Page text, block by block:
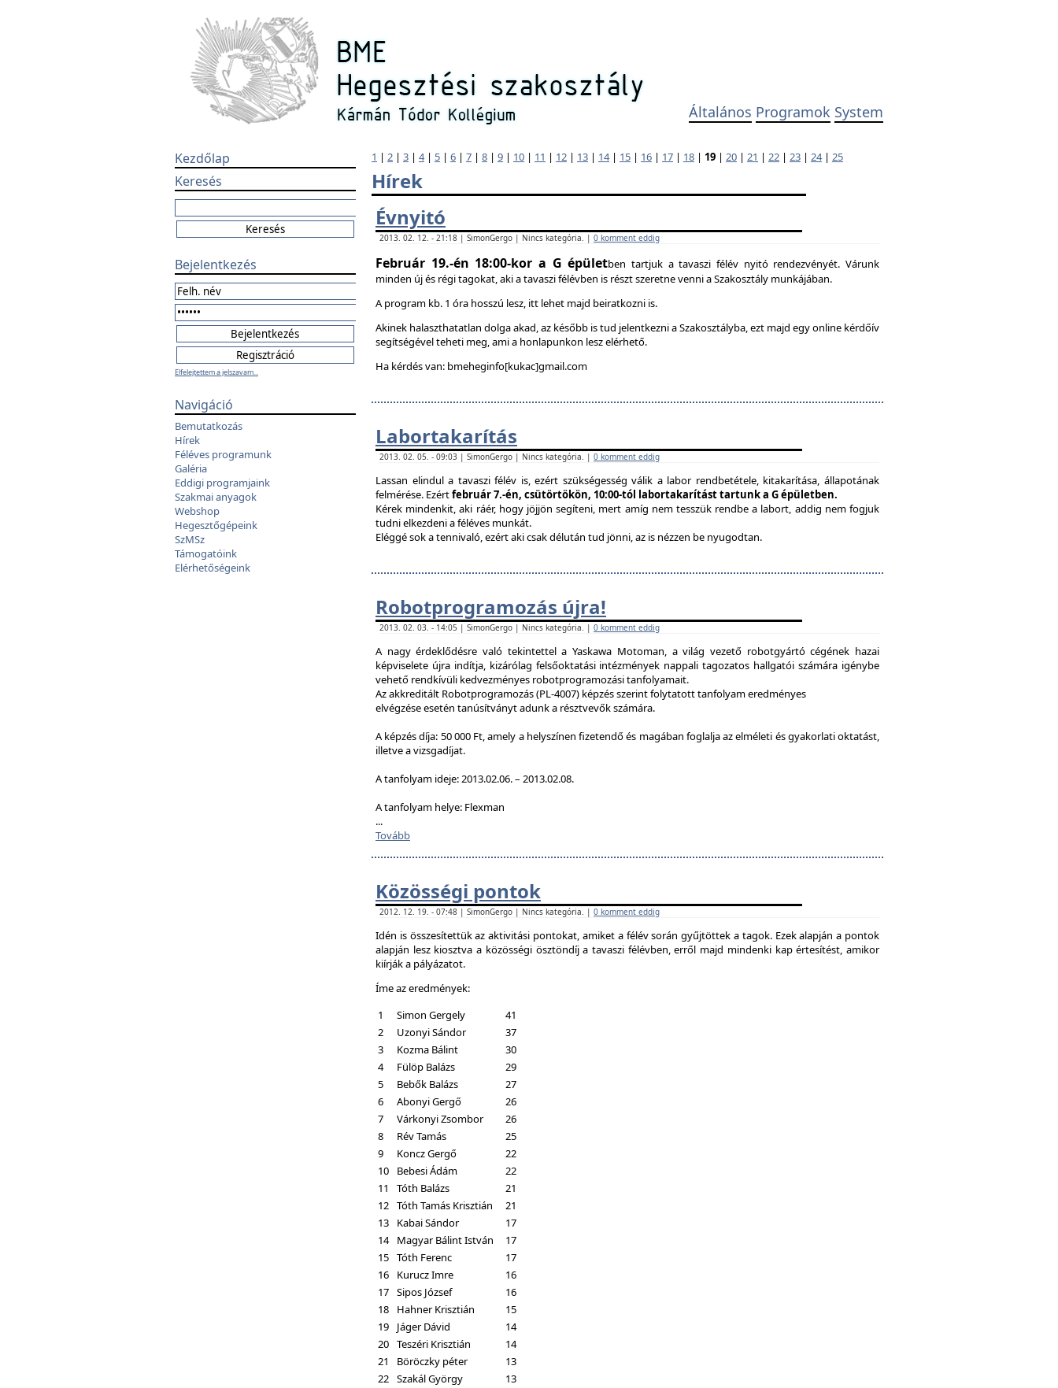
Általános Programok System
Kezdőlap
Keresés
Bejelentkezés
Elfelejtettem a jelszavam...
Navigáció
Bemutatkozás
Hírek
Féléves programunk
Galéria
Eddigi programjaink
Szakmai anyagok
Webshop
Hegesztőgépeink
SzMSz
Támogatóink
Elérhetőségeink
1 | 2 | 3 | 4| 5 | 6 | 7 | 8 | 9 | 10 | 11 | 12 | 13 | 14| 15 | 16 | 17 | 18 | 19 | 20 | 21 | 22 | 23 | 24| 25
Hírek
Évnyitó
2013. 02. 12. - 21:18 | SimonGergo | Nincs kategória. | 0 komment eddig
Február 19.-én 18:00-kor a G épületben tartjuk a tavaszi félév nyitó rendezvényét. Várunk
minden új és régi tagokat, aki a tavaszi félévben is részt szeretne venni a Szakosztály munkájában.
A program kb. 1 óra hosszú lesz, itt lehet majd beiratkozni is.
Akinek halaszthatatlan dolga akad, az később is tud jelentkezni a Szakosztályba, ezt majd egy online kérdőív
segítségével teheti meg, ami a honlapunkon lesz elérhető.
Ha kérdés van: bmeheginfo[kukac]gmail.com
Labortakarítás
2013. 02. 05. - 09:03 | SimonGergo | Nincs kategória. | 0 komment eddig
Lassan elindul a tavaszi félév is, ezért szükségesség válik a labor rendbetétele, kitakarítása, állapotának
felmérése. Ezértfebruár 7.-én, csütörtökön, 10:00-tól labortakarítást tartunk a G épületben.
Kérek mindenkit, aki ráér, hogy jöjjön segíteni, mert amíg nem tesszük rendbe a labort, addig nem fogjuk
tudni elkezdeni a féléves munkát.
Eléggé sok a tennivaló, ezért aki csak délután tud jönni, az is nézzen be nyugodtan.
Robotprogramozás újra!
2013. 02. 03. - 14:05 | SimonGergo | Nincs kategória. | 0 komment eddig
A nagy érdeklődésre való tekintettel a Yaskawa Motoman, a világ vezető robotgyártó cégének hazai
képviselete újra indítja, kizárólag felsőoktatási intézmények nappali tagozatos hallgatói számára igénybe
vehető rendkívüli kedvezményes robotprogramozási tanfolyamait.
Az akkreditált Robotprogramozás (PL-4007) képzés szerint folytatott tanfolyam eredményes
elvégzése esetén tanúsítványt adunk a résztvevők számára.
A képzés díja: 50 000 Ft, amely a helyszínen fizetendő és magában foglalja az elméleti és gyakorlati oktatást,
illetve a vizsgadíjat.
A tanfolyam ideje: 2013.02.06. – 2013.02.08.
A tanfolyam helye: Flexman
...
Tovább
Közösségi pontok
2012. 12. 19. - 07:48 | SimonGergo | Nincs kategória. | 0 komment eddig
Idén is összesítettük az aktivitási pontokat, amiket a félév során gyűjtöttek a tagok. Ezek alapján a pontok
alapján lesz kiosztva a közösségi ösztöndíj a tavaszi félévben, erről majd mindenki kap értesítést, amikor
kiírják a pályázatot.
Íme az eredmények:
1
Simon Gergely
41
2
Uzonyi Sándor
37
3
Kozma Bálint
30
4
Fülöp Balázs
29
5
Bebők Balázs
27
6
Abonyi Gergő
26
7
Várkonyi Zsombor
26
8
Rév Tamás
25
9
Koncz Gergő
22
10
Bebesi Ádám
22
11
Tóth Balázs
21
12 Tóth Tamás Krisztián
21
13
Kabai Sándor
17
14 Magyar Bálint István
17
15 Tóth Ferenc
17
16
Kurucz Imre
16
17 Sipos József
16
18
Hahner Krisztián
15
19
Jáger Dávid
14
20 Teszéri Krisztián
14
21
Böröczky péter
13
22 Szakál György
13